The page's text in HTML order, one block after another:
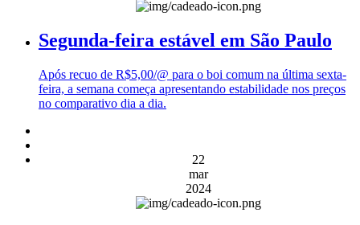
Segunda-feira estável em São Paulo
Após recuo de R$5,00/@ para o boi comum na última sexta-
feira, a semana começa apresentando estabilidade nos preços
no comparativo dia a dia.
22
mar
2024